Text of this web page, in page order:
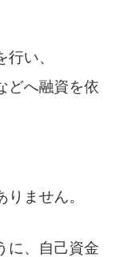
い、
どへ融資を依
ません。
に、自己資金